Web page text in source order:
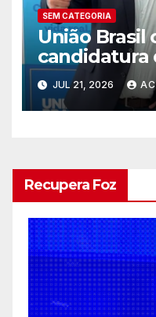
SEM CATEGORIA
União Brasil
candidatura
Duarte a
JUL 21, 2026
Recupera Foz